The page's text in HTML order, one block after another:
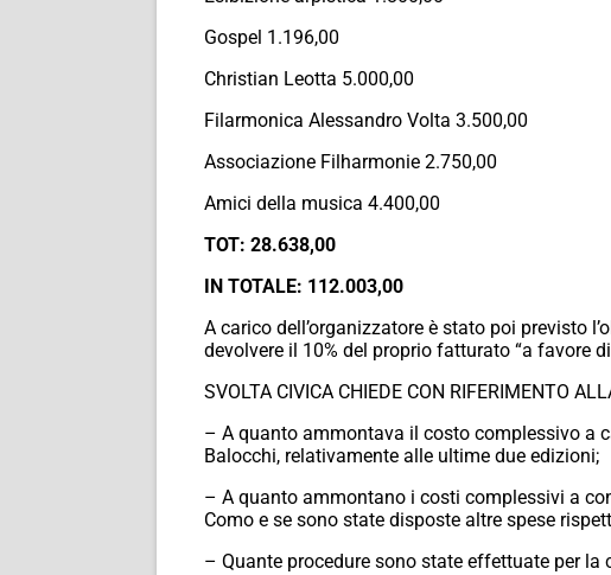
Gospel 1.196,00
Christian Leotta 5.000,00
Filarmonica Alessandro Volta 3.500,00
Associazione Filharmonie 2.750,00
Amici della musica 4.400,00
TOT: 28.638,00
IN TOTALE: 112.003,00
A carico dell’organizzatore è stato poi previsto
devolvere il 10% del proprio fatturato “a favore
SVOLTA CIVICA CHIEDE CON RIFERIMENTO
– A quanto ammontava il costo complessivo a
Balocchi, relativamente alle ultime due edizioni;
– A quanto ammontano i costi complessivi a
Como e se sono state disposte altre spese
– Quante procedure sono state effettuate per